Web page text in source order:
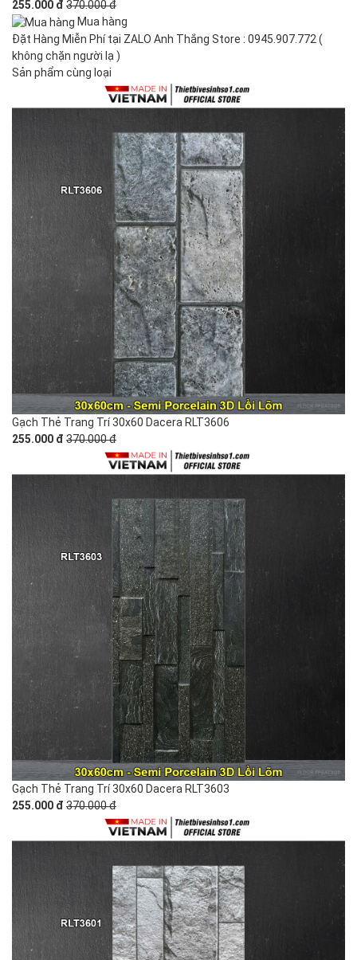
255.000 đ 370.000 đ
Mua hàng
Đặt Hàng Miễn Phí tại ZALO Anh Thắng Store : 0945.907.772 (
không chặn người lạ )
Sản phẩm cùng loại
Gạch Thẻ Trang Trí 30x60 Dacera RLT3606
255.000 đ 370.000 đ
Gạch Thẻ Trang Trí 30x60 Dacera RLT3603
255.000 đ 370.000 đ